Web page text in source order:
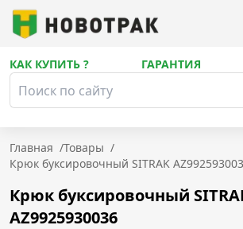
КАК КУПИТЬ ? ГАРАНТИЯ
Главная /Товары /
Крюк буксировочный SITRAK
Крюк буксировочный
AZ9925930036